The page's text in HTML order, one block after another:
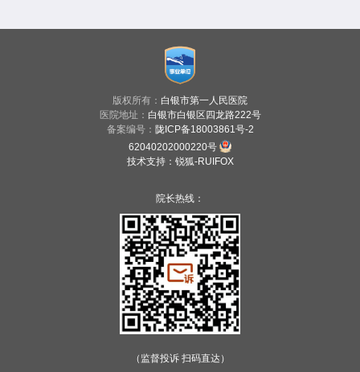
版权所有： 白银市第一人民医院
医院地址： 白银市白银区四龙路222号
备案编号： 陇ICP备18003861号-2
62040202000220号
技术支持： 锐狐-RUIFOX
院长热线：
（监督投诉 扫码直达）